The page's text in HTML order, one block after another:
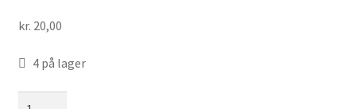
kr. 20,00
4 på lager